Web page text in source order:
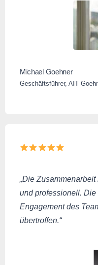
Michael Goehner
Geschäftsführer, AIT
„Die
und professionell.
Engagement des
übertroffen.“